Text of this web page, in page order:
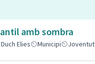
amb sombra
Elies
Municipi Joventut